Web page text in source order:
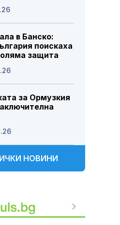
в Банско:
поискаха
защита
за Ормузкия
НОВИНИ